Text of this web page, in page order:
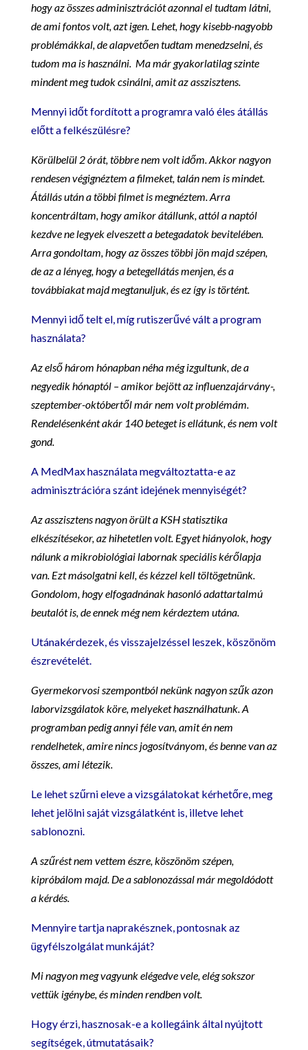
hogy az összes adminisztrációt azonnal el tudtam látni,
de ami fontos volt, azt igen. Lehet, hogy kisebb-nagyobb
problémákkal, de alapvetően tudtam menedzselni, és
tudom ma is használni. Ma már gyakorlatilag szinte
mindent meg tudok csinálni, amit az asszisztens.
Mennyi időt fordított a programra való éles átállás
előtt a felkészülésre?
Körülbelül 2 órát, többre nem volt időm. Akkor nagyon
rendesen végignéztem a filmeket, talán nem is mindet.
Átállás után a többi filmet is megnéztem. Arra
koncentráltam, hogy amikor átállunk, attól a naptól
kezdve ne legyek elveszett a betegadatok bevitelében.
Arra gondoltam, hogy az összes többi jön majd szépen,
de az a lényeg, hogy a betegellátás menjen, és a
továbbiakat majd megtanuljuk, és ez így is történt.
Mennyi idő telt el, míg rutiszerűvé vált a program
használata?
Az első három hónapban néha még izgultunk, de a
negyedik hónaptól – amikor bejött az influenzajárvány-,
szeptember-októbertől már nem volt problémám.
Rendelésenként akár 140 beteget is ellátunk, és nem volt
gond.
A MedMax használata megváltoztatta-e az
adminisztrációra szánt idejének mennyiségét?
Az asszisztens nagyon örült a KSH statisztika
elkészítésekor, az hihetetlen volt. Egyet hiányolok, hogy
nálunk a mikrobiológiai labornak speciális kérőlapja
van. Ezt másolgatni kell, és kézzel kell töltögetnünk.
Gondolom, hogy elfogadnának hasonló adattartalmú
beutalót is, de ennek még nem kérdeztem utána.
Utánakérdezek, és visszajelzéssel leszek, köszönöm
észrevételét.
Gyermekorvosi szempontból nekünk nagyon szűk azon
laborvizsgálatok köre, melyeket használhatunk. A
programban pedig annyi féle van, amit én nem
rendelhetek, amire nincs jogosítványom, és benne van az
összes, ami létezik.
Le lehet szűrni eleve a vizsgálatokat kérhetőre, meg
lehet jelölni saját vizsgálatként is, illetve lehet
sablonozni.
A szűrést nem vettem észre, köszönöm szépen,
kipróbálom majd. De a sablonozással már megoldódott
a kérdés.
Mennyire tartja naprakésznek, pontosnak az
ügyfélszolgálat munkáját?
Mi nagyon meg vagyunk elégedve vele, elég sokszor
vettük igénybe, és minden rendben volt.
Hogy érzi, hasznosak-e a kollegáink által nyújtott
segítségek, útmutatásaik?